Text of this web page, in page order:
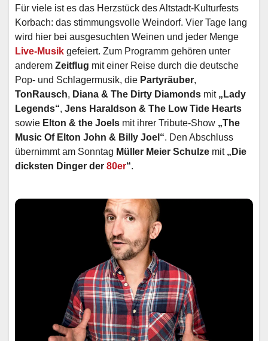
Für viele ist es das Herzstück des Altstadt-Kulturfests
Korbach: das stimmungsvolle Weindorf. Vier Tage lang
wird hier bei ausgesuchten Weinen und jeder Menge
Live-Musik gefeiert. Zum Programm gehören unter
anderem Zeitflug mit einer Reise durch die deutsche
Pop- und Schlagermusik, die Partyräuber,
TonRausch, Diana & The Dirty Diamonds mit „Lady
Legends“, Jens Haraldson & The Low Tide Hearts
sowie Elton & the Joels mit ihrer Tribute-Show „The
Music Of Elton John & Billy Joel“. Den Abschluss
übernimmt am Sonntag Müller Meier Schulze mit „Die
dicksten Dinger der 80er“.